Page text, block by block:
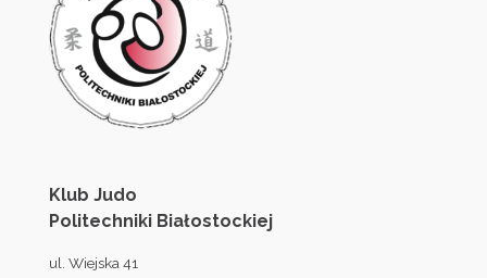
Klub Judo
Politechniki Białostockiej
ul. Wiejska 41